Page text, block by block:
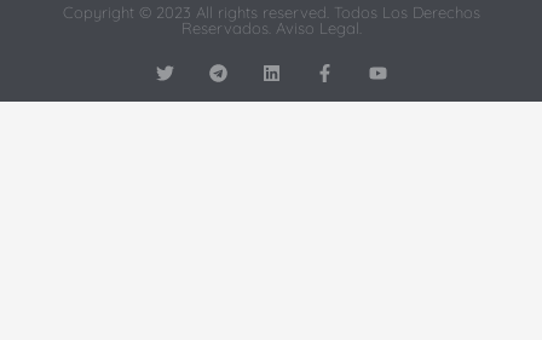
Copyright © 2023 All rights reserved. Todos Los Derechos
Reservados. Aviso Legal